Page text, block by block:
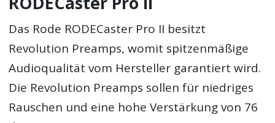
Das Rode RODECaster Pro II besitzt
Revolution Preamps, womit spitzenmäßige
Audioqualität vom Hersteller garantiert wird.
Die Revolution Preamps sollen für niedriges
Rauschen und eine hohe Verstärkung von 76